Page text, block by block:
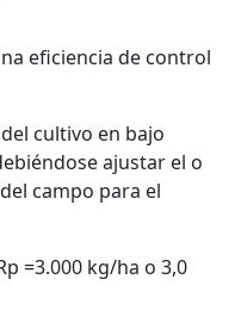
eficiencia de control
cultivo en bajo
ajustar el o
campo para el
=3.000 kg/ha o 3,0